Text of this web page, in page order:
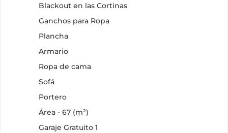
Blackout en las Cortinas
Ganchos para Ropa
Plancha
Armario
Ropa de cama
Sofá
Portero
Área - 67 (m²)
Garaje Gratuito 1